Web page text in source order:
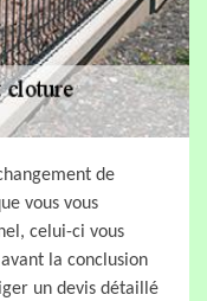
de
vous vous
celui-ci vous
la conclusion
un devis détaillé